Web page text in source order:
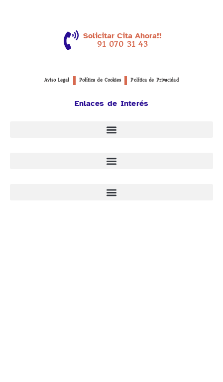
Solicitar Cita Ahora!!
91 070 31 43
Aviso Legal Política de Cookies Política de Privacidad
Enlaces de Interés